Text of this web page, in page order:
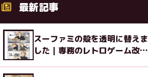
最新記事
スーファミの殻を透明に替えま
した｜専務のレトロゲーム改造